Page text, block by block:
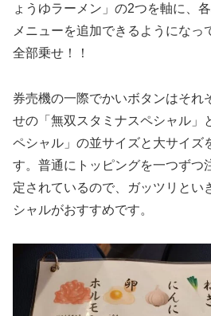
ょうゆラーメン」の2つを軸に、
メニューを追加できるようになっ
全部乗せ！！
券売機の一際でかいボタンはそれ
せの「無双スタミナスペシャル」
ペシャル」の並サイズと大サイズ
す。普通にトッピングを一つずつ
定されているので、ガッツリとい
シャルがおすすめです。